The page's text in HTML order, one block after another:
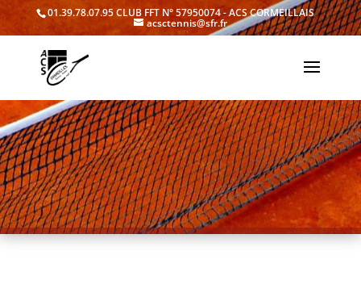
01.39.78.07.95CLUB FFT N° 57950074 - ACS CORMEILLAIS
acsctennis@sfr.fr